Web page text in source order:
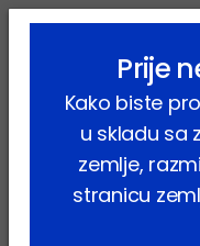
Proizvodi za njegu
Prije
Kako biste
u skladu sa
zemlje,
stranicu